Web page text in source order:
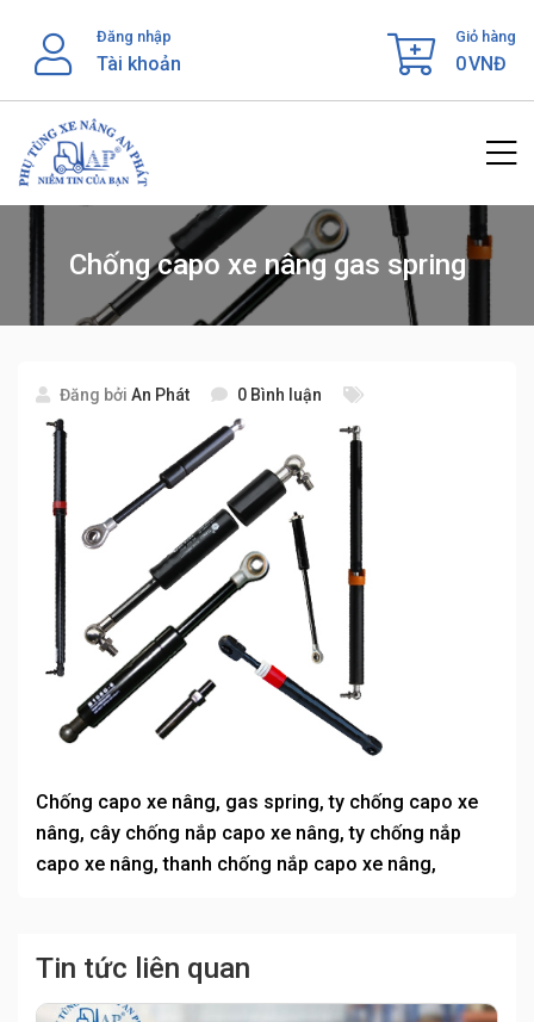
content
Đăng nhập
Tài khoản
Giỏ hàng
0VNĐ
Chống capo xe nâng gas spring
Đăng bởi An Phát 0 Bình luận
Chống capo xe nâng, gas spring, ty chống capo xe
nâng, cây chống nắp capo xe nâng, ty chống nắp
capo xe nâng, thanh chống nắp capo xe nâng,
Tin tức liên quan